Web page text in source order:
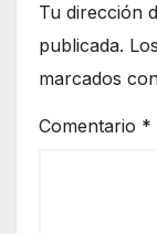
Tu dirección
publicada.
marcados
Comentario *